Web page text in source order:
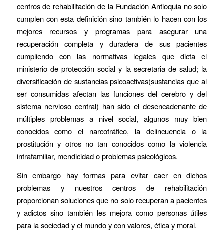
centros de rehabilitación de la Fundación Antioquia no solo
cumplen con esta definición sino también lo hacen con los
mejores recursos y programas para asegurar una
recuperación completa y duradera de sus pacientes
cumpliendo con las normativas legales que dicta el
ministerio de protección social y la secretaria de salud; la
diversificación de sustancias psicoactivas(sustancias que al
ser consumidas afectan las funciones del cerebro y del
sistema nervioso central) han sido el desencadenante de
múltiples problemas a nivel social, algunos muy bien
conocidos como el narcotráfico, la delincuencia o la
prostitución y otros no tan conocidos como la violencia
intrafamiliar, mendicidad o problemas psicológicos.
Sin embargo hay formas para evitar caer en dichos
problemas y nuestros centros de rehabilitación
proporcionan soluciones que no solo recuperan a pacientes
y adictos sino también les mejora como personas útiles
para la sociedad y el mundo y con valores, ética y moral.